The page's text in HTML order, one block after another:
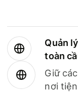
Quản
toàn
Giữ
nơi